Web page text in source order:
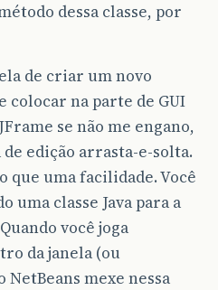
dessa classe, por
de criar um novo
colocar na parte de GUI
se não me engano,
edição arrasta-e-solta.
que uma facilidade. Você
uma classe Java para a
você joga
da janela (ou
mexe nessa